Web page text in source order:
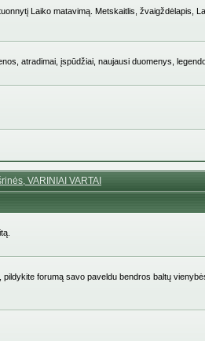
Laiko matavimą. Metskaitlis, žvaigždėlapis,
atradimai, įspūdžiai, naujausi duomenys,
VARINIAI VARTAI
forumą savo paveldu bendros baltų